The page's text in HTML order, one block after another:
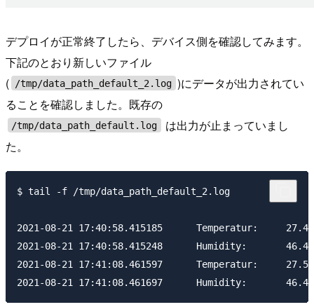
デプロイが正常終了したら、デバイス側を確認してみます。
下記のとおり新しいファイル
(
/tmp/data_path_default_2.log )にデータが出力されてい
ることを確認しました。既存の
/tmp/data_path_default.log
は出力が止まっていまし
た。
$ tail -f /tmp/data_path_default_2.log
2021-08-21 17:40:58.415185	Temperatur:	27.4 ℃
2021-08-21 17:40:58.415248	Humidity:	46.4 %
2021-08-21 17:41:08.461597	Temperatur:	27.5 ℃